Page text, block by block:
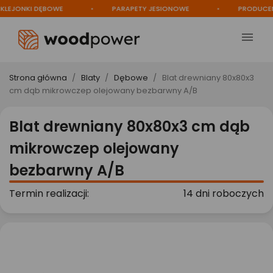
DĘBOWE PARAPETY JESIONOWE PRODUCENT

Strona główna Blaty Dębowe
Blat drewniany 80x80x3
cm dąb mikrowczep olejowany bezbarwny A/B
Blat drewniany 80x80x3 cm dąb
mikrowczep olejowany
bezbarwny A/B
Termin realizacji: 14 dni roboczych